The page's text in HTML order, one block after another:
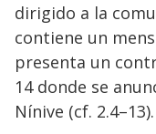
dirigido a la
contiene un
presenta un
14 donde se
Nínive (cf. 2.4–13).